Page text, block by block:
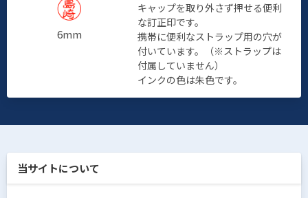
6mm
キャップを取り外さず押せる便利
な訂正印です。
携帯に便利なストラップ用の穴が
付いています。（※ストラップは
付属していません）
インクの色は朱色です。
当サイトについて